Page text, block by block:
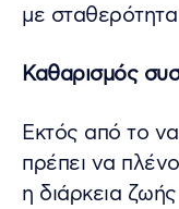
με
Καθαρισμός
Εκτός από το
πρέπει να
η διάρκεια